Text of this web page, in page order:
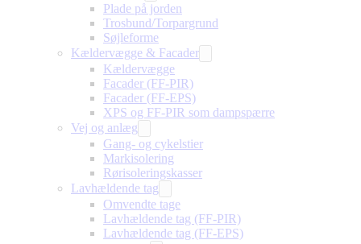
Plade på jorden
Trosbund/Torpargrund
Søjleforme
Kældervægge & Facader
Kældervægge
Facader (FF-PIR)
Facader (FF-EPS)
XPS og FF-PIR som dampspærre
Vej og anlæg
Gang- og cykelstier
Markisolering
Rørisoleringskasser
Lavhældende tag
Omvendte tage
Lavhældende tag (FF-PIR)
Lavhældende tag (FF-EPS)